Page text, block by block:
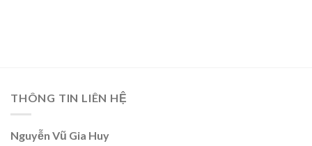
THÔNG TIN LIÊN HỆ
Nguyễn Vũ Gia Huy